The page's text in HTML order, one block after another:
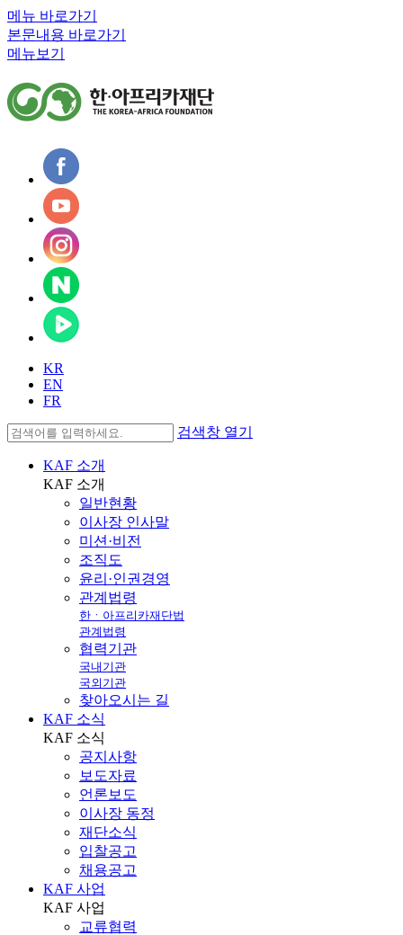
메뉴 바로가기
본문내용 바로가기
메뉴보기
KR
EN
FR
검색창 열기
KAF 소개
KAF 소개
일반현황
이사장 인사말
미션·비전
조직도
윤리·인권경영
관계법령
한ㆍ아프리카재단법
관계법령
협력기관
국내기관
국외기관
찾아오시는 길
KAF 소식
KAF 소식
공지사항
보도자료
언론보도
이사장 동정
재단소식
입찰공고
채용공고
KAF 사업
KAF 사업
교류협력